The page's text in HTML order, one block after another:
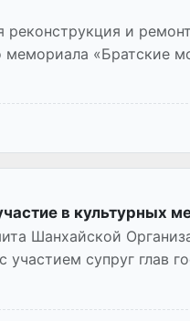
и
«Братские
в культурных
Шанхайской
супруг глав